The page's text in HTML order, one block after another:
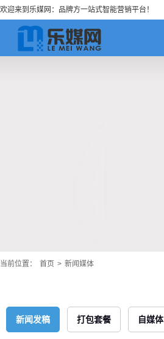
欢迎来到乐媒网：品牌方一站式智能营销平台！
当前位置： 首页 > 新闻媒体
新闻发稿 打包套餐 自媒体